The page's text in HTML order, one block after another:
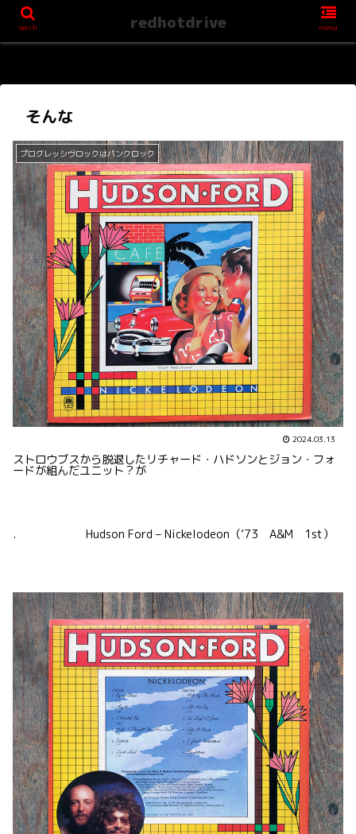
そんな
プログレッシヴロックはパンクロック
2024.03.13
ストロウブスから脱退したリチャード・ハドソンとジョン・フォ
ードが組んだユニット？が
. Hudson Ford – Nickelodeon（’73 A&M 1st）
serch redhotdrive menu